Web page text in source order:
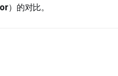
）的对比。